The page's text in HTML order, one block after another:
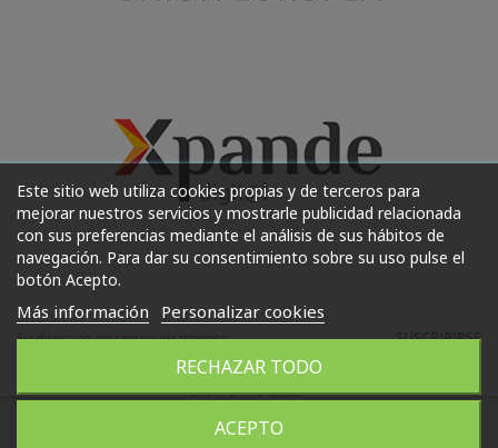
WhatsApp 664072911
Este sitio web utiliza cookies propias y de terceros para
mejorar nuestros servicios y mostrarle publicidad relacionada
con sus preferencias mediante el análisis de sus hábitos de
navegación. Para dar su consentimiento sobre su uso pulse el
botón Acepto.
Más información Personalizar cookies
RECHAZAR TODO
ACEPTO
2022 Copyright (C) Huéscar Joyeros
SUSCRIBIRSE